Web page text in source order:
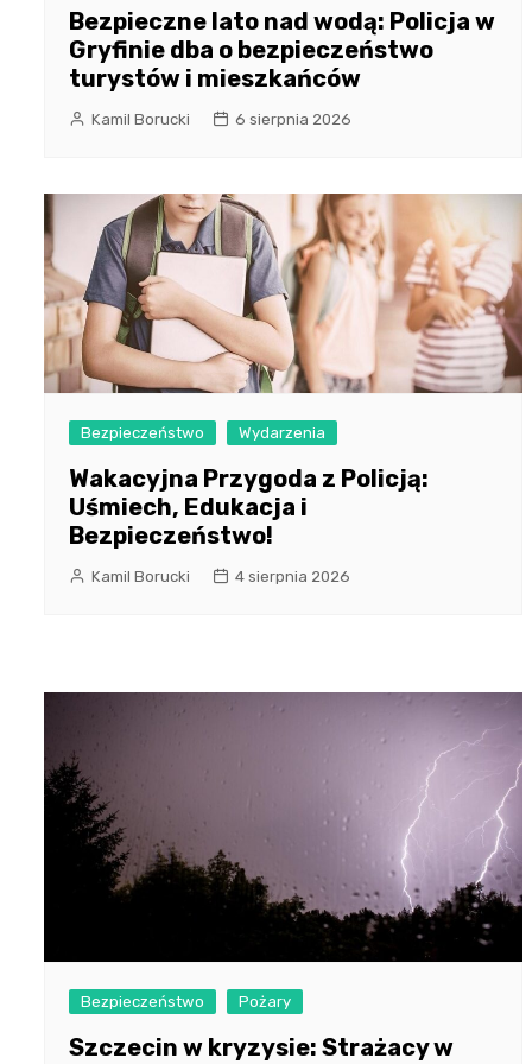
Bezpieczne lato nad wodą: Policja w
Gryfinie dba o bezpieczeństwo
turystów i mieszkańców
Kamil Borucki 6 sierpnia 2026
Bezpieczeństwo Wydarzenia
Wakacyjna Przygoda z Policją:
Uśmiech, Edukacja i
Bezpieczeństwo!
Kamil Borucki 4 sierpnia 2026
Bezpieczeństwo Pożary
Szczecin w kryzysie: Strażacy w